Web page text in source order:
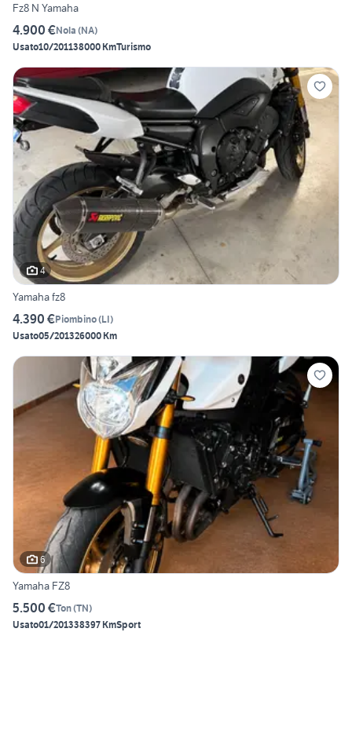
Fz8 N Yamaha
4.900 €Nola (NA)
Usato10/201138000 KmTurismo
4
Yamaha fz8
4.390 €Piombino(LI)
Usato05/201326000 Km
6
Yamaha FZ8
5.500 €Ton(TN)
Usato01/201338397 KmSport